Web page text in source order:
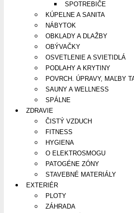
SPOTREBIČE
KÚPELNE A SANITA
NÁBYTOK
OBKLADY A DLAŽBY
OBÝVAČKY
OSVETLENIE A SVIETIDLÁ
PODLAHY A KRYTINY
POVRCH. ÚPRAVY, MAĽBY
SAUNY A WELLNESS
SPÁLNE
ZDRAVIE
ČISTÝ VZDUCH
FITNESS
HYGIENA
O ELEKTROSMOGU
PATOGÉNE ZÓNY
STAVEBNÉ MATERIÁLY
EXTERIÉR
PLOTY
ZÁHRADA